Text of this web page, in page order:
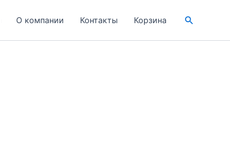
О компании Контакты Корзина Поиск